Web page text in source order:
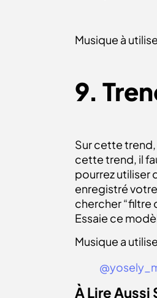
Musique à
9.
Sur cette
cette trend, il
pourrez utiliser
enregistré
chercher “filtre
Essaie ce
Musique a
À Lire Aussi